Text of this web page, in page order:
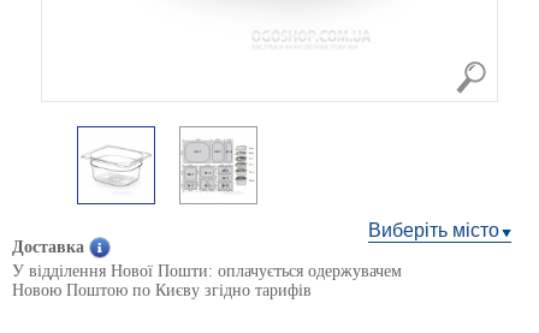
Виберіть місто
Доставка
У відділення Нової Пошти: оплачується одержувачем
Новою Поштою по Києву згідно тарифів